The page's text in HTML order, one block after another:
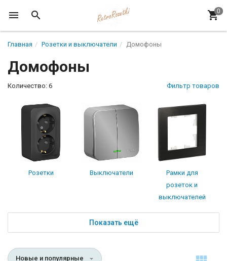
Главная Розетки и выключатели Домофоны
Домофоны
Количество: 6 Фильтр товаров
Розетки Выключатели
Рамки для
розеток и
выключателей
Показать ещё
Новые и популярные